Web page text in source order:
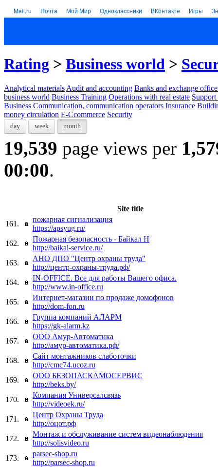
Mail.ru Почта Мой Мир Одноклассники ВКонтакте Игры
Rating > Business world >
Analytical materials Audit and accounting Banks and exchange
business world Business Training Operations with real estate Support
Business Communication, communication operators Insurance
money circulation E-Ccommerce Security
day week month
19,539 page views per
00:00.
Site title
161.
пожарная сигнализация
https://apsyug.ru/
162.
Пожарная безопасность - Байкал Н
http://baikal-service.ru/
163.
АНО ДПО "Центр охраны труда"
http://центр-охраны-труда.рф/
164.
IN-OFFICE. Все для работы Вашего офиса.
http://www.in-office.ru
165.
Интернет-магазин по продаже домофонов
http://dom-fon.ru
166.
Группа компаний АЛАРМ
https://gk-alarm.kz
167.
ООО Амур-Автоматика
http://амур-автоматика.рф/
168.
Сайт монтажников слаботочки
http://cmc74.ucoz.ru
169.
ООО БЕЗОПАСКАМОСЕРВИС
http://beks.by/
170.
Компания Универсалсвязь
http://videoek.ru/
171.
Центр Охраны Труда
http://оцот.рф
172.
Монтаж и обслуживание систем видеонаблюдения
http://solisvideo.ru
173.
parsec-shop.ru
http://parsec-shop.ru